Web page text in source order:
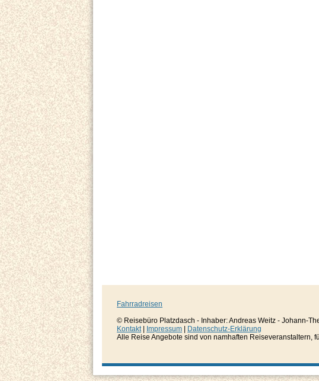
Fahrradreisen
© Reisebüro Platzdasch - Inhaber: Andreas Weitz - Johann-
Kontakt| Impressum
Datenschutz-Erklärung
Alle Reise Angebote sind von namhaften Reiseveranstaltern,